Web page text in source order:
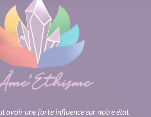
avoir une forte influence sur notre état